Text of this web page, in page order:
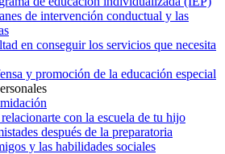
de intervención conductual y las
en conseguir los servicios que necesita
y promoción de la educación especial
con la escuela de tu hijo
después de la preparatoria
y las habilidades sociales